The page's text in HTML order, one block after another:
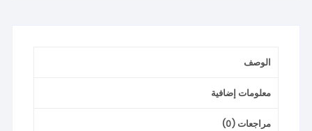
الوصف
معلومات إضافية
مراجعات (0)